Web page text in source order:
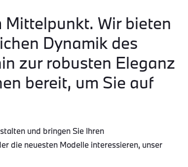
Wir bieten
Dynamik des
zur robusten Eleganz
bereit, um Sie auf
und bringen Sie Ihren
die neuesten Modelle interessieren, unser